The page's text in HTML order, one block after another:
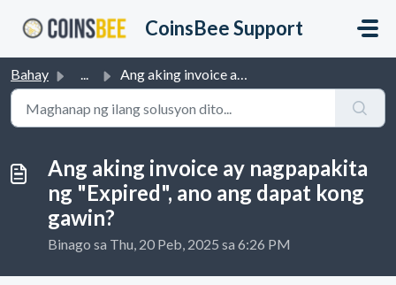
CoinsBee Support
Bahay ... Ang aking invoice ay nagpapakita ng "Expired", ...
Ang aking invoice ay nagpapakita
ng "Expired", ano ang dapat kong
gawin?
Binago sa Thu, 20 Peb, 2025 sa 6:26 PM